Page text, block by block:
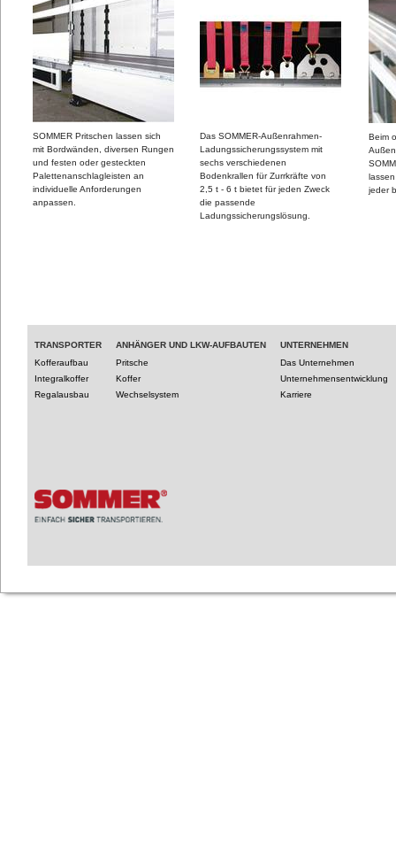
SOMMER Pritschen lassen sich
mit Bordwänden, diversen Rungen
und festen oder gesteckten
Palettenanschlagleisten an
individuelle Anforderungen
anpassen.
Das SOMMER-Außenrahmen-
Ladungssicherungssystem mit
sechs verschiedenen
Bodenkrallen für Zurrkräfte von
2,5 t - 6 t bietet für jeden Zweck
die passende
Ladungssicherungslösung.
Beim
jeder
TRANSPORTER
Kofferaufbau
Integralkoffer
Regalausbau
ANHÄNGER UND LKW-AUFBAUTEN
Pritsche
Koffer
Wechselsystem
UNTERNEHMEN
Das Unternehmen
Unternehmensentwicklung
Karriere